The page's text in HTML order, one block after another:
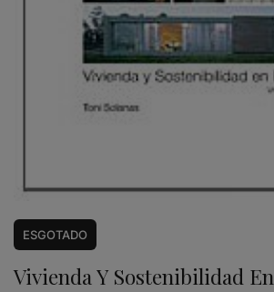
ESGOTADO
Vivienda Y Sostenibilidad En